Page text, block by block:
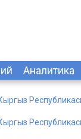
Аналитика